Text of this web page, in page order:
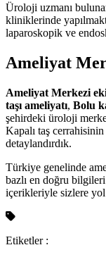
Üroloji uzmanı
kliniklerinde
laparoskopik ve
Ameliyat
Ameliyat Merkezi
taşı ameliyatı, Bolu
şehirdeki üroloji
Kapalı taş cerrahisinin
detaylandırdık.
Türkiye genelinde
bazlı en doğru
içerikleriyle sizlere
Etiketler :